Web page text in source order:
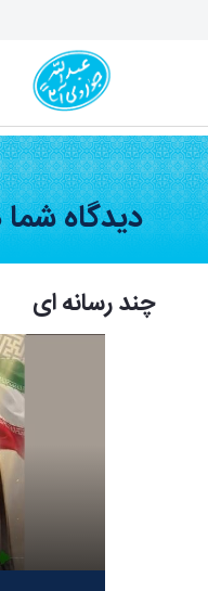
ویدئو - صوت - دفتر
دیدگاه
چند رسانه ای